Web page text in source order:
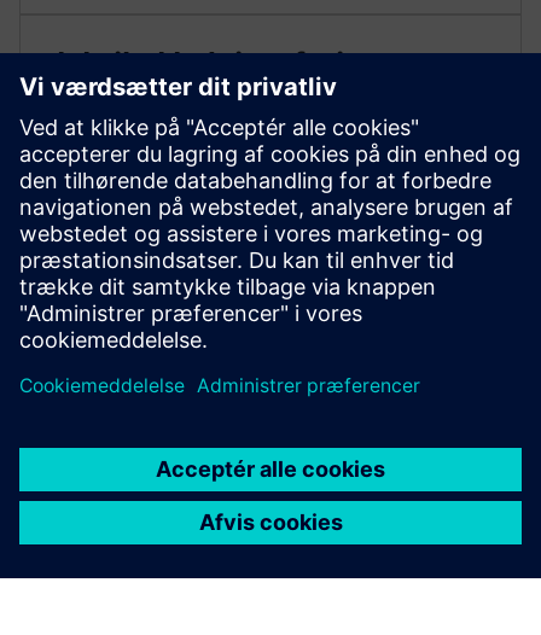
Fleksibel ledningsføring og
konfiguration
Inkluderer praktiske ledningsfunktioner såsom
indikatorer for strimmelængde og brede
hjælpekontaktmuligheder for at forenkle installation
og tilpasning.